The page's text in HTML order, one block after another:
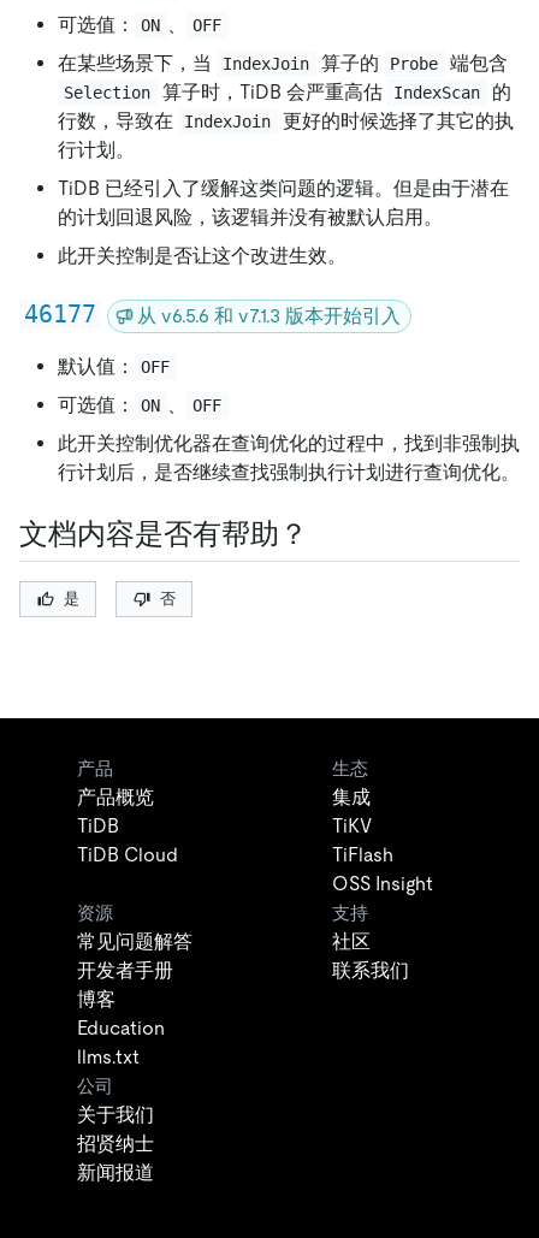
可选值： ON 、 OFF
在某些场景下，当 IndexJoin 算子的 Probe 端包含
Selection 算子时，TiDB 会严重高估 IndexScan
的
行数，导致在
IndexJoin
更好的时候选择了其它的执
行计划。
TiDB 已经引入了缓解这类问题的逻辑。但是由于潜在
的计划回退风险，该逻辑并没有被默认启用。
此开关控制是否让这个改进生效。
46177 从 v6.5.6 和 v7.1.3 版本开始引入
默认值： OFF
可选值： ON 、 OFF
此开关控制优化器在查询优化的过程中，找到非强制执
行计划后，是否继续查找强制执行计划进行查询优化。
文档内容是否有帮助？
是 否
产品
产品概览
TiDB
TiDB Cloud
生态
集成
TiKV
TiFlash
OSS Insight
资源
常见问题解答
开发者手册
博客
Education
llms.txt
支持
社区
联系我们
公司
关于我们
招贤纳士
新闻报道